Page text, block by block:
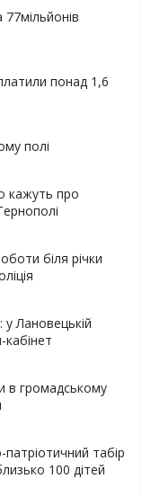
понад 1,6
полі
кажуть про
біля річки
у Лановецькій
кабінет
в громадському
табір
100 дітей